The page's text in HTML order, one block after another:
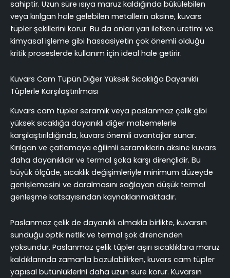
sahiptir. Uzun süre ısıya maruz kaldığında bükülebilen
veya kırılgan hale gelebilen metallerin aksine, kuvars
tüpler şekillerini korur. Bu da onları yarı iletken üretimi ve
kimyasal işleme gibi hassasiyetin çok önemli olduğu
kritik proseslerde kullanım için ideal hale getirir.
Kuvars Cam Tüpün Diğer Yüksek Sıcaklığa Dayanıklı
Tüplerle Karşılaştırılması
Kuvars cam tüpler seramik veya paslanmaz çelik gibi
yüksek sıcaklığa dayanıklı diğer malzemelerle
karşılaştırıldığında, kuvars önemli avantajlar sunar.
Kırılgan ve çatlamaya eğilimli seramiklerin aksine kuvars
daha dayanıklıdır ve termal şoka karşı dirençlidir. Bu
büyük ölçüde, sıcaklık değişimleriyle minimum düzeyde
genişlemesini ve daralmasını sağlayan düşük termal
genleşme katsayısından kaynaklanmaktadır.
Paslanmaz çelik de dayanıklı olmakla birlikte, kuvarsın
sunduğu optik netlik ve termal şok direncinden
yoksundur. Paslanmaz çelik tüpler aşırı sıcaklıklara maruz
kaldıklarında zamanla bozulabilirken, kuvars cam tüpler
yapısal bütünlüklerini daha uzun süre korur. Kuvarsın